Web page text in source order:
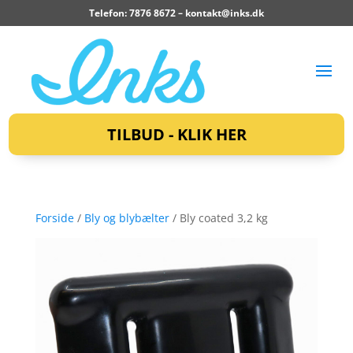
Telefon: 7876 8672 – kontakt@inks.dk
TILBUD - KLIK HER
Forside/ Bly og blybælter/ Bly coated 3,2 kg